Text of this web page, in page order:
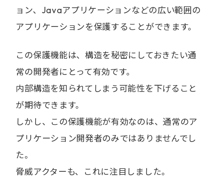
ョン、Javaアプリケーションなどの広い範囲の
アプリケーションを保護することができます。
この保護機能は、構造を秘密にしておきたい通
常の開発者にとって有効です。
内部構造を知られてしまう可能性を下げること
が期待できます。
しかし、この保護機能が有効なのは、通常のア
プリケーション開発者のみではありませんでし
た。
脅威アクターも、これに注目しました。